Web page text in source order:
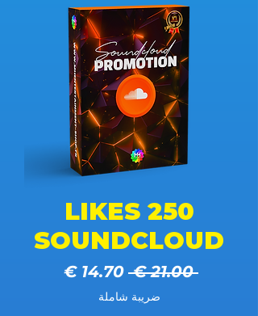
250 LIKES
SOUNDCLOUD
‏21.00 € سعر عاديسعر البيع
ضريبة شاملة